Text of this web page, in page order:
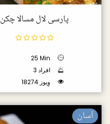
پارسی لال مسالا چکن
25 Min
3 افراد
18274 وِیوز
آسان